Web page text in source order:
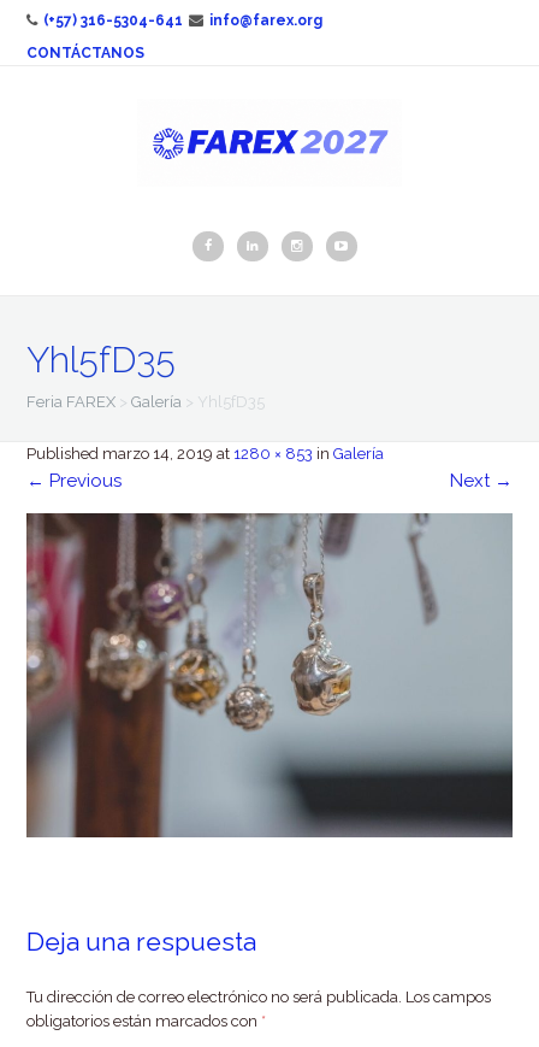
(+57) 316-5304-641
info@farex.org
CONTÁCTANOS
Yhl5fD35
Feria FAREX >Galería > Yhl5fD35
Published marzo 14, 2019 at 1280 × 853 inGalería
← Previous Next →
Deja una respuesta
Tu dirección de correo electrónico no será publicada. Los campos
obligatorios están marcados con *